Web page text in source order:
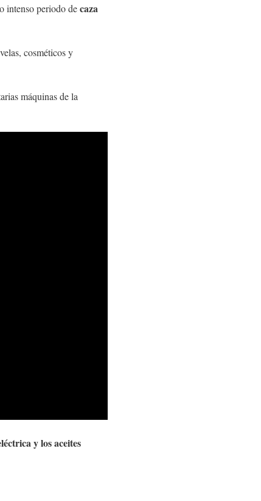
intenso periodo decaza
cosméticos y
máquinas de la
y los aceites